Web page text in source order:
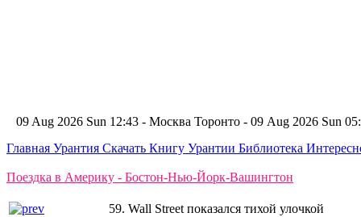
09 Aug 2026 Sun 12:43 - Москва Торонто - 09 Aug 2026 Sun
Главная Урантия Скачать Книгу Урантии Библиотека
Поездка в Америку - Бостон-Нью-Йорк-Вашингтон
59. Wall Street показался тихой улочкой